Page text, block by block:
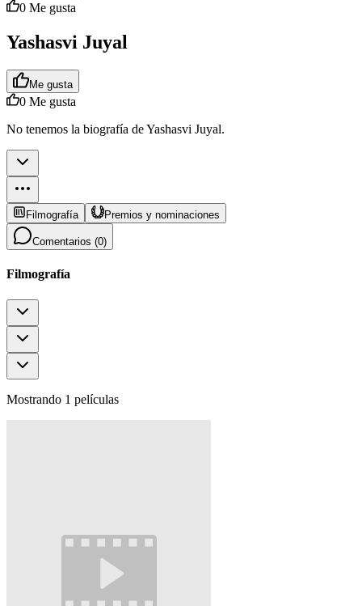
0 Me gusta
Yashasvi Juyal
Me gusta
0 Me gusta
No tenemos la biografía de Yashasvi Juyal.
Filmografía Premios y nominaciones
Comentarios (0)
Filmografía
Mostrando 1 películas